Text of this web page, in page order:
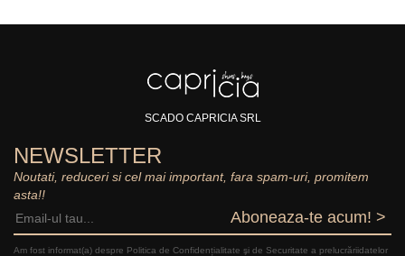
SCADO CAPRICIA SRL
NEWSLETTER
Noutati, reduceri si cel mai important, fara spam-uri, promitem
asta!!
Aboneaza-te acum! >
Am fost informat(a) despre Politica de Confidențialitate şi de Securitate a prelucrăriidatelor